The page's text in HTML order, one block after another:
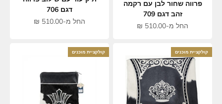
פרווה שחור לבן עם רקמה
זהב דגם 709
מחיר מבצע
החל מ-510.00 ₪
דגם 706
מחיר מבצע
החל מ-510.00 ₪
קולקציית מוכנים קולקציית מוכנים